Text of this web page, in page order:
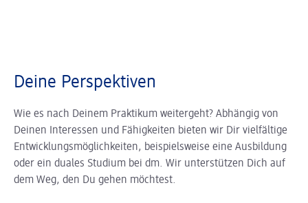
Deine Perspektiven
Wie es nach Deinem Praktikum weitergeht? Abhängig von
Deinen Interessen und Fähigkeiten bieten wir Dir vielfältige
Entwicklungsmöglichkeiten, beispielsweise eine Ausbildung
oder ein duales Studium bei dm. Wir unterstützen Dich auf
dem Weg, den Du gehen möchtest.